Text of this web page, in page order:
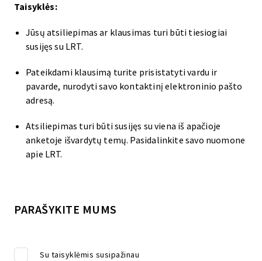
Taisyklės:
Jūsų atsiliepimas ar klausimas turi būti tiesiogiai
susijęs su LRT.
Pateikdami klausimą turite prisistatyti vardu ir
pavarde, nurodyti savo kontaktinį elektroninio pašto
adresą.
Atsiliepimas turi būti susijęs su viena iš apačioje
anketoje išvardytų temų. Pasidalinkite savo nuomone
apie LRT.
PARAŠYKITE MUMS
Su taisyklėmis susipažinau